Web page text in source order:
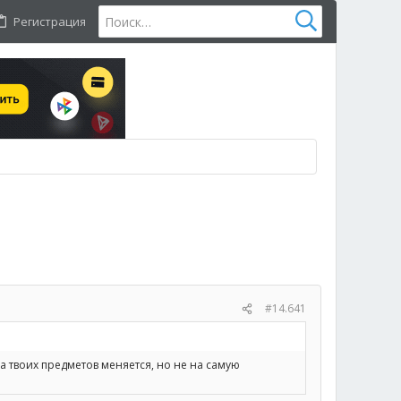
Регистрация
#14.641
предметов меняется, но не на самую